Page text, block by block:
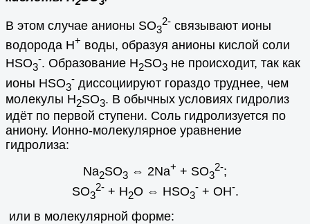
В этом случае анионы SO3
2- связывают ионы
водорода Н+ воды, образуя анионы кислой соли
HSO3
-. Образование H2SO3 не происходит, так как
ионы HSO3
- диссоциируют гораздо труднее, чем
молекулы H2SO3. В обычных условиях гидролиз
идёт по первой ступени. Соль гидролизуется по
аниону. Ионно-молекулярное уравнение
гидролиза:
Na2SO3 ⇔ 2Na+ + SO3
2-;
SO3
2-+ H2O ⇔ HSO3
-+ ОH-.
или в молекулярной форме: